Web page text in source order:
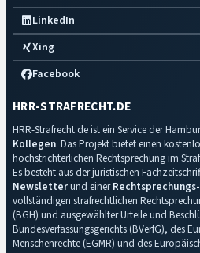
LinkedIn
Xing
Facebook
HRR-STRAFRECHT.DE
HRR-Strafrecht.de ist ein Service der
Kollegen. Das Projekt bietet einen
höchstrichterlichen Rechtsprechung im
Es besteht aus der juristischen
Newsletterund einer
vollständigen strafrechtlichen
(BGH) und ausgewählter Urteile und
Bundesverfassungsgerichts (BVerfG), des
Menschenrechte (EGMR) und des